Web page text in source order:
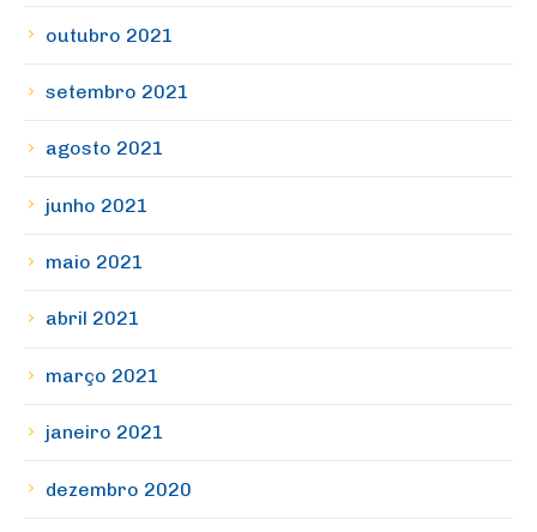
outubro 2021
setembro 2021
agosto 2021
junho 2021
maio 2021
abril 2021
março 2021
janeiro 2021
dezembro 2020